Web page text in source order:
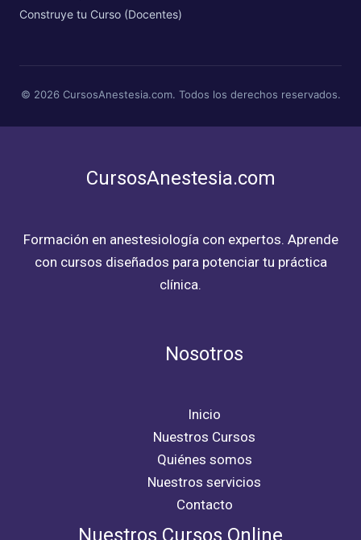
Construye tu Curso (Docentes)
© 2026 CursosAnestesia.com. Todos los derechos reservados.
CursosAnestesia.com
Formación en anestesiología con expertos. Aprende
con cursos diseñados para potenciar tu práctica
clínica.
Nosotros
Inicio
Nuestros Cursos
Quiénes somos
Nuestros servicios
Contacto
Nuestros Cursos Online